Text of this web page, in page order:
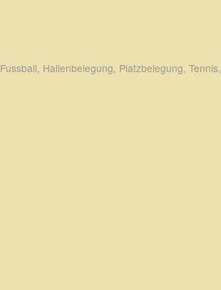
Fussball, Hallenbelegung, Platzbelegung, Tennis,